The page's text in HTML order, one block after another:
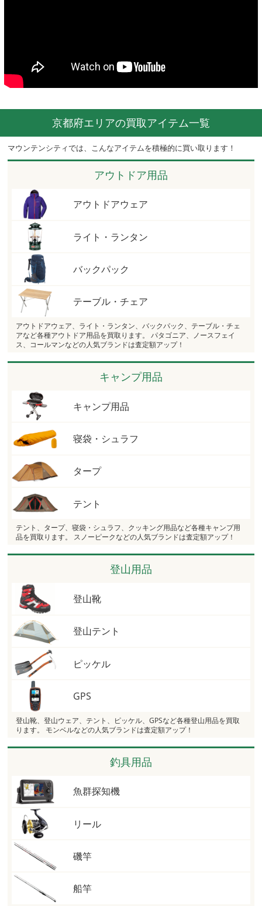
京都府エリアの買取アイテム一覧
マウンテンシティでは、こんなアイテムを積極的に買い取ります！
アウトドア用品
アウトドアウェア
ライト・ランタン
バックパック
テーブル・チェア
アウトドアウェア、ライト・ランタン、バックパック、テーブル・チェ
アなど各種アウトドア用品を買取ります。 パタゴニア、ノースフェイ
ス、コールマンなどの人気ブランドは査定額アップ！
キャンプ用品
キャンプ用品
寝袋・シュラフ
タープ
テント
テント、タープ、寝袋・シュラフ、クッキング用品など各種キャンプ用
品を買取ります。 スノーピークなどの人気ブランドは査定額アップ！
登山用品
登山靴
登山テント
ピッケル
GPS
登山靴、登山ウェア、テント、ピッケル、GPSなど各種登山用品を買取
ります。 モンベルなどの人気ブランドは査定額アップ！
釣具用品
魚群探知機
リール
磯竿
船竿